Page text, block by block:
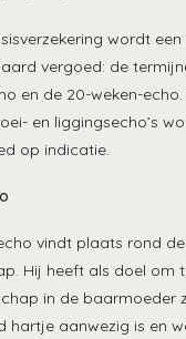
wordt
vergoed: de
en de 20-weken-echo.
en liggingsecho’s
op indicatie.
vindt plaats rond
Hij heeft als doel om
in de baarmoeder
hartje aanwezig is en